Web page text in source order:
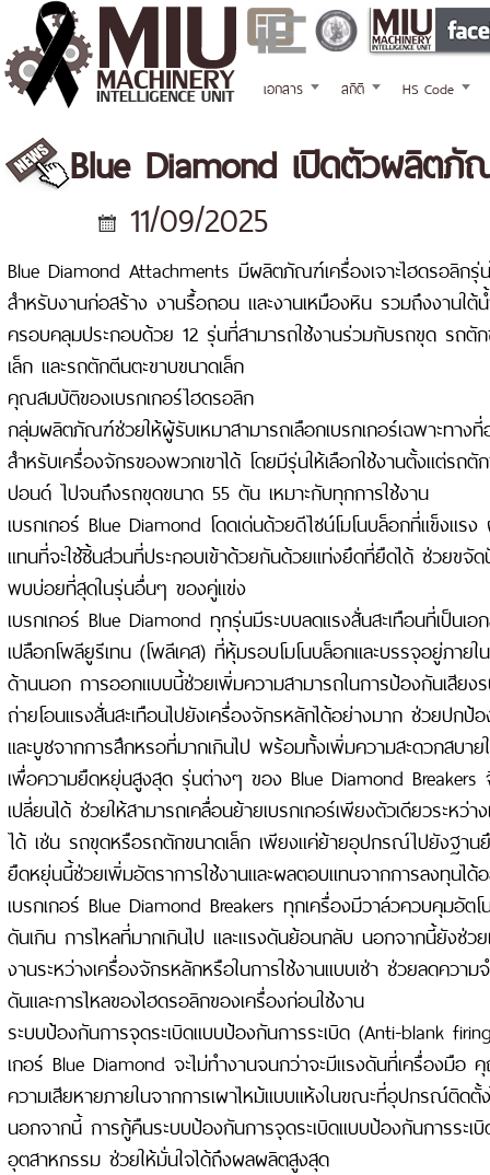
เอกสาร สถิติ HS Code
Blue Diamond เปิดตัวผลิตภั
11/09/2025
Blue Diamond Attachments มีผลิตภัณฑ์เครื่องเจาะไฮดรอลิกรุ่
สำหรับงานก่อสร้าง งานรื้อถอน และงานเหมืองหิน รวมถึงงาน
ครอบคลุมประกอบด้วย 12 รุ่นที่สามารถใช้งานร่วมกับรถขุด รถตั
เล็ก และรถตักตีนตะขาบขนาดเล็ก
คุณสมบัติของเบรกเกอร์ไฮดรอลิก
กลุ่มผลิตภัณฑ์ช่วยให้ผู้รับเหมาสามารถเลือกเบรกเกอร์เฉพาะทาง
สำหรับเครื่องจักรของพวกเขาได้ โดยมีรุ่นให้เลือกใช้งานตั้งแต่รถตั
ปอนด์ ไปจนถึงรถขุดขนาด 55 ตัน เหมาะกับทุกการใช้งาน
เบรกเกอร์ Blue Diamond โดดเด่นด้วยดีไซน์โมโนบล็อกที่แข็งแร
แทนที่จะใช้ชิ้นส่วนที่ประกอบเข้าด้วยกันด้วยแท่งยึดที่ยืดได้ ช่วยข
พบบ่อยที่สุดในรุ่นอื่นๆ ของคู่แข่ง
เบรกเกอร์ Blue Diamond ทุกรุ่นมีระบบลดแรงสั่นสะเทือนที่เป็น
เปลือกโพลียูรีเทน (โพลีเคส) ที่หุ้มรอบโมโนบล็อกและบรรจุอยู่ภายใ
ด้านนอก การออกแบบนี้ช่วยเพิ่มความสามารถในการป้องกันเสีย
ถ่ายโอนแรงสั่นสะเทือนไปยังเครื่องจักรหลักได้อย่างมาก ช่วยปก
และบูชจากการสึกหรอที่มากเกินไป พร้อมทั้งเพิ่มความสะดวกสบา
เพื่อความยืดหยุ่นสูงสุด รุ่นต่างๆ ของ Blue Diamond
เปลี่ยนได้ ช่วยให้สามารถเคลื่อนย้ายเบรกเกอร์เพียงตัวเดียวระหว่
ได้ เช่น รถขุดหรือรถตักขนาดเล็ก เพียงแค่ย้ายอุปกรณ์ไปยังฐา
ยืดหยุ่นนี้ช่วยเพิ่มอัตราการใช้งานและผลตอบแทนจากการลงทุนได้
เบรกเกอร์ Blue Diamond Breakers ทุกเครื่องมีวาล์วควบคุมอัต
ดันเกิน การไหลที่มากเกินไป และแรงดันย้อนกลับ นอกจากนี้ยังช่ว
งานระหว่างเครื่องจักรหลักหรือในการใช้งานแบบเช่า ช่วยลดความ
ดันและการไหลของไฮดรอลิกของเครื่องก่อนใช้งาน
ระบบป้องกันการจุดระเบิดแบบป้องกันการระเบิด (Anti-blank
เกอร์ Blue Diamond จะไม่ทำงานจนกว่าจะมีแรงดันที่เครื่องมื
ความเสียหายภายในจากการเผาไหม้แบบแห้งในขณะที่อุปกรณ์ติด
นอกจากนี้ การกู้คืนระบบป้องกันการจุดระเบิดแบบป้องกันการระเบิ
อุตสาหกรรม ช่วยให้มั่นใจได้ถึงผลผลิตสูงสุด